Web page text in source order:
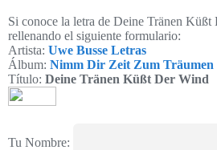
Si conoce la letra de Deine Tränen Küßt
rellenando el siguiente formulario:
Artista: Uwe Busse Letras
Álbum: Nimm Dir Zeit Zum Träumen
Título: Deine Tränen Küßt Der Wind
Tu Nombre: